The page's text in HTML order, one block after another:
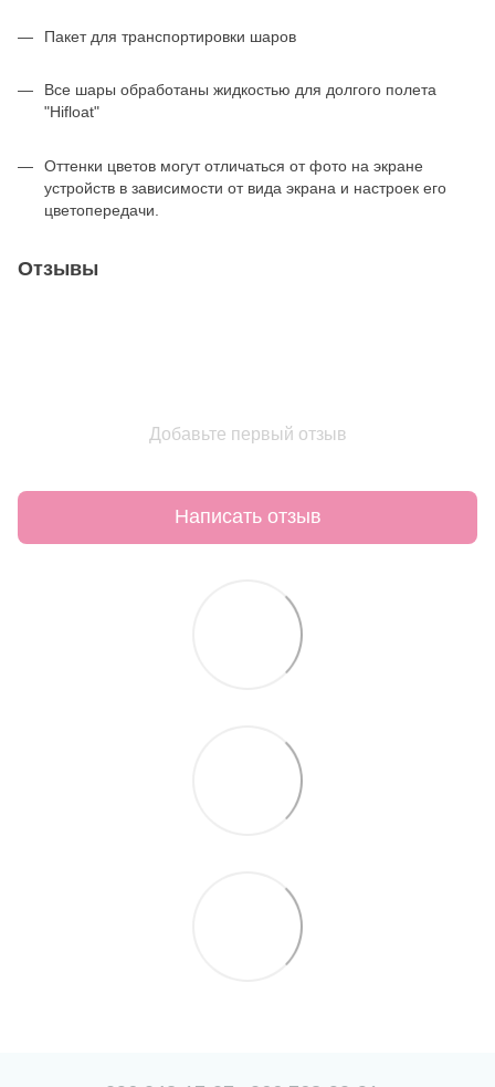
Пакет для транспортировки шаров
Все шары обработаны жидкостью для долгого полета
"Hifloat"
Оттенки цветов могут отличаться от фото на экране
устройств в зависимости от вида экрана и настроек его
цветопередачи.
Отзывы
Добавьте первый отзыв
Написать отзыв